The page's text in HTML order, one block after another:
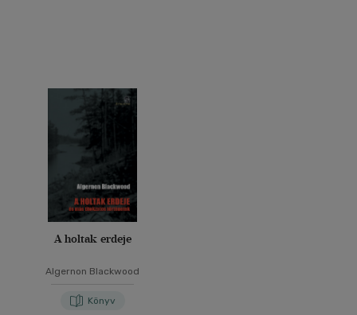
A holtak erdeje
Algernon Blackwood
Könyv